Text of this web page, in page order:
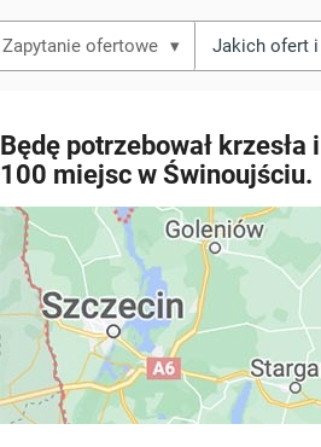
▾
Będę potrzebował
100 miejsc w Świnoujściu.